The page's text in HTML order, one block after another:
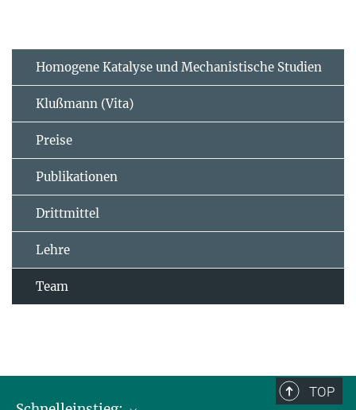
Homogene Katalyse und Mechanistische Studien
Klußmann (Vita)
Preise
Publikationen
Drittmittel
Lehre
Team
TOP